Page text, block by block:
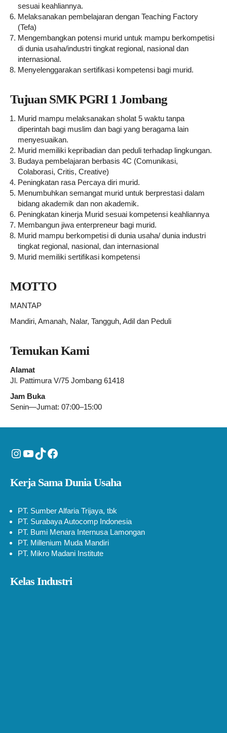
sesuai keahliannya.
Melaksanakan pembelajaran dengan Teaching Factory
(Tefa)
Mengembangkan potensi murid untuk mampu berkompetisi
di dunia usaha/industri tingkat regional, nasional dan
internasional.
Menyelenggarakan sertifikasi kompetensi bagi murid.
Tujuan SMK PGRI 1 Jombang
Murid mampu melaksanakan sholat 5 waktu tanpa
diperintah bagi muslim dan bagi yang beragama lain
menyesuaikan.
Murid memiliki kepribadian dan peduli terhadap lingkungan.
Budaya pembelajaran berbasis 4C (Comunikasi,
Colaborasi, Critis, Creative)
Peningkatan rasa Percaya diri murid.
Menumbuhkan semangat murid untuk berprestasi dalam
bidang akademik dan non akademik.
Peningkatan kinerja Murid sesuai kompetensi keahliannya
Membangun jiwa enterpreneur bagi murid.
Murid mampu berkompetisi di dunia usaha/ dunia industri
tingkat regional, nasional, dan internasional
Murid memiliki sertifikasi kompetensi
MOTTO
MANTAP
Mandiri, Amanah, Nalar, Tangguh, Adil dan Peduli
Temukan Kami
Alamat
Jl. Pattimura V/75 Jombang 61418
Jam Buka
Senin—Jumat: 07:00–15:00
Instagram
YouTube
TikTokFacebook
Kerja Sama Dunia Usaha
PT. Sumber Alfaria Trijaya, tbk
PT. Surabaya Autocomp Indonesia
PT. Bumi Menara Internusa Lamongan
PT. Millenium Muda Mandiri
PT. Mikro Madani Institute
Kelas Industri